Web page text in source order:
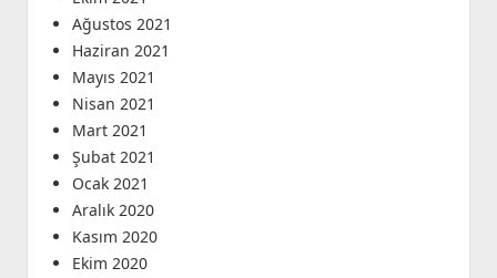
Ağustos 2021
Haziran 2021
Mayıs 2021
Nisan 2021
Mart 2021
Şubat 2021
Ocak 2021
Aralık 2020
Kasım 2020
Ekim 2020